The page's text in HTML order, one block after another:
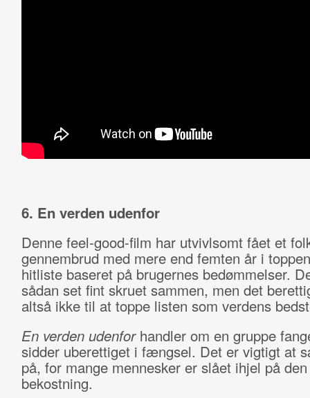
6. En verden udenfor
Denne feel-good-film har utvivlsomt fået et
gennembrud med mere end femten år i
hitliste baseret på brugernes bedømmelser.
sådan set fint skruet sammen, men det
altså ikke til at toppe listen som verdens
En verden udenfor handler om en gruppe
sidder uberettiget i fængsel. Det er vigtigt at
på, for mange mennesker er slået ihjel på den
bekostning.